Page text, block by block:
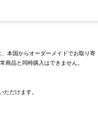
本国からオーダーメイドでお取り寄
商品と同時購入はできません。
だけます。